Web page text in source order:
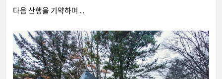
다음 산행을 기약하며....